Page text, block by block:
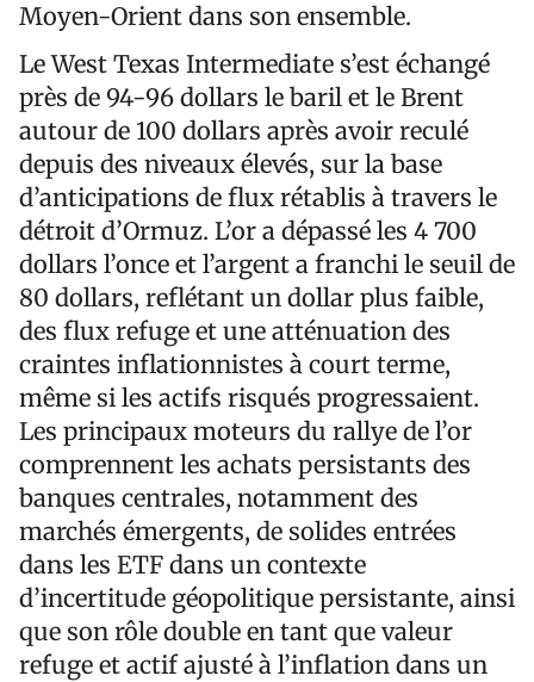
Moyen-Orient dans son ensemble.
Le West Texas Intermediate s’est échangé
près de 94-96 dollars le baril et le Brent
autour de 100 dollars après avoir reculé
depuis des niveaux élevés, sur la base
d’anticipations de flux rétablis à travers le
détroit d’Ormuz. L’or a dépassé les 4 700
dollars l’once et l’argent a franchi le seuil de
80 dollars, reflétant un dollar plus faible,
des flux refuge et une atténuation des
craintes inflationnistes à court terme,
même si les actifs risqués progressaient.
Les principaux moteurs du rallye de l’or
comprennent les achats persistants des
banques centrales, notamment des
marchés émergents, de solides entrées
dans les ETF dans un contexte
d’incertitude géopolitique persistante, ainsi
que son rôle double en tant que valeur
refuge et actif ajusté à l’inflation dans un